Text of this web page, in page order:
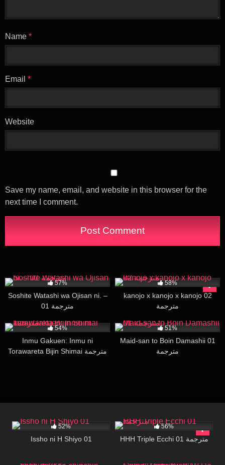
Name *
Email *
Website
Save my name, email, and website in this browser for the
next time I comment.
57%
Soshite Watashi wa Ojisan ni. –
01 مترجمة
58%
kanojo x kanojo x kanojo 02
مترجمة
54%
Inmu Gakuen: Inmu ni
Torawareta Bijin Shimai مترجمة
51%
Maid-san to Boin Damashii 01
مترجمة
52%
Issho ni H Shiyo 01
56%
HHH Triple Ecchi 01 مترجمة